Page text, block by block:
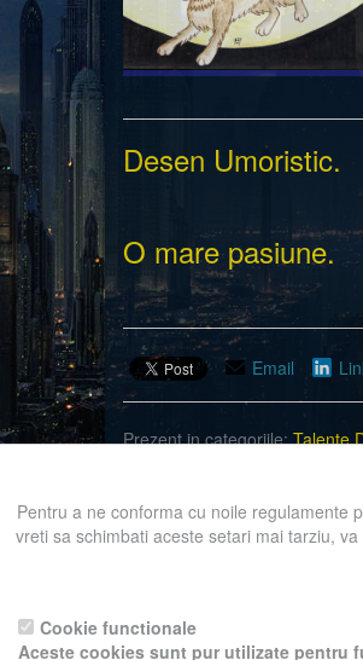
Desen Umoristic.
O mare pasiune.
Email
Prezent in categoriile:Talente
Pentru a ne conforma cu noile regulamente
vreti sa schimbati aceste setari mai tarziu,
Cookie functionale
Aceste cookies sunt pur utilizate pentru